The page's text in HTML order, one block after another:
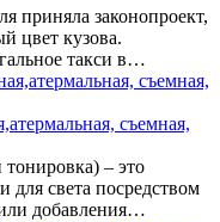
приняла законопроект,
цвет кузова.
такси в…
съемная,
– это
для света посредством
добавления…